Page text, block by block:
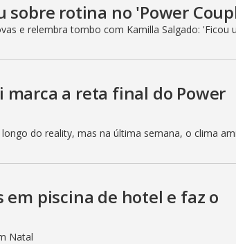
sobre rotina no 'Power
e relembra tombo com Kamilla Salgado: 'Ficou
marca a reta final do Power
do reality, mas na última semana, o clima
piscina de hotel e faz o
Natal